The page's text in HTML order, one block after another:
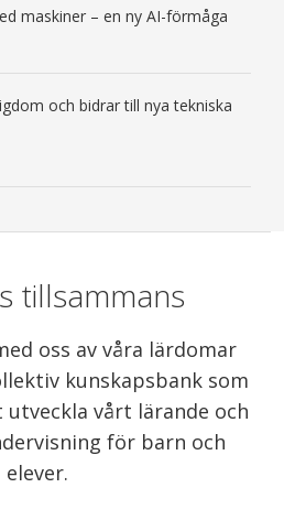
maskiner – en ny AI-förmåga
och bidrar till nya tekniska
tillsammans
oss av våra lärdomar
kunskapsbank som
vårt lärande och
för barn och
elever.